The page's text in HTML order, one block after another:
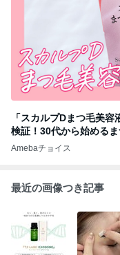
「スカルプDまつ毛美
検証！30代から始める
Amebaチョイス
最近の画像つき記事